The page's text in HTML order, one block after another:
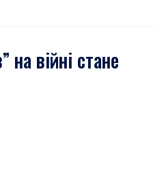
на війні стане